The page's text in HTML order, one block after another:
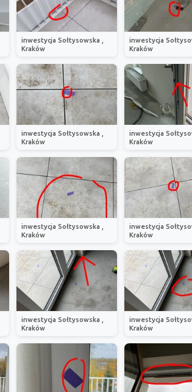
inwestycja Sołtysowska ,
Kraków
inwestycja
Kraków
inwestycja Sołtysowska ,
Kraków
inwestycja
Kraków
inwestycja Sołtysowska ,
Kraków
inwestycja
Kraków
inwestycja Sołtysowska ,
Kraków
inwestycja
Kraków